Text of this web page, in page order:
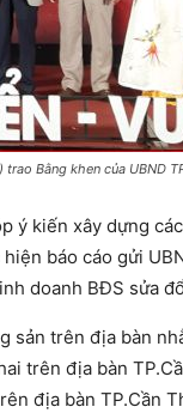
Bằng khen của UBND
kiến xây dựng
báo cáo gửi
doanh BĐS sửa
sản trên địa bàn
trên địa bàn
địa bàn TP.Cần